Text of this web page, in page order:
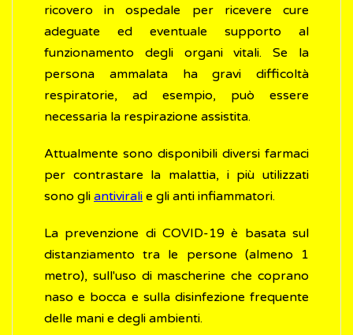
ricovero in ospedale per ricevere cure
adeguate ed eventuale supporto al
funzionamento degli organi vitali. Se la
persona ammalata ha gravi difficoltà
respiratorie, ad esempio, può essere
necessaria la respirazione assistita.
Attualmente sono disponibili diversi farmaci
per contrastare la malattia, i più utilizzati
sono gli antivirali e gli anti infiammatori.
La prevenzione di COVID-19 è basata sul
distanziamento tra le persone (almeno 1
metro), sull'uso di mascherine che coprano
naso e bocca e sulla disinfezione frequente
delle mani e degli ambienti.